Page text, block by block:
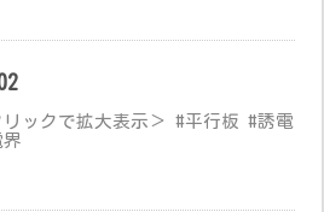
リックで拡大表示＞ #平行板 #誘電
界